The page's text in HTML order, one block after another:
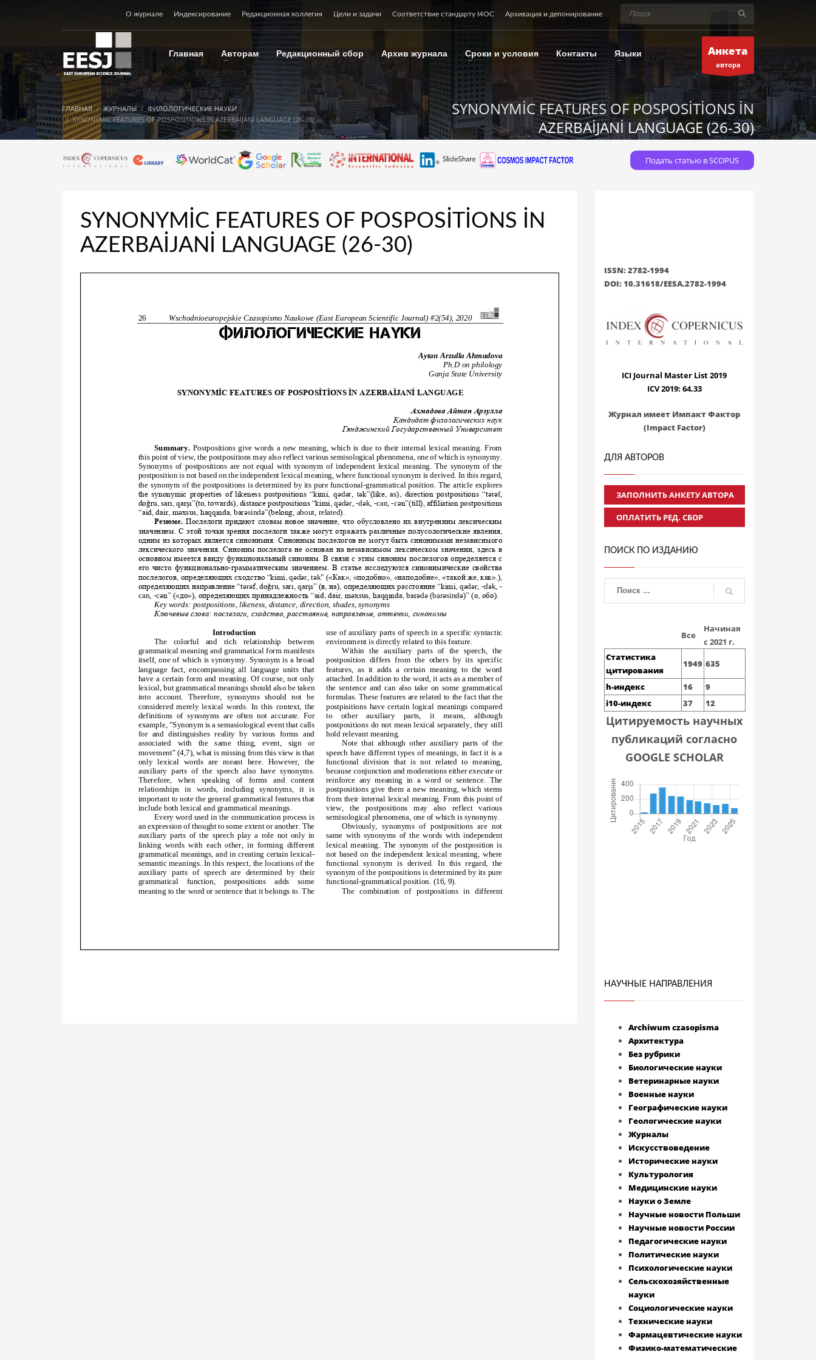
О журнале Индексирование Редакционная коллегия Цели и задачи Соответствие стандарту I4OC Архивация и депонирование
Главная Авторам Редакционный сбор Архив журнала Сроки и условия Контакты Языки Анкета
автора
ГЛАВНАЯ ЖУРНАЛЫ
ФИЛОЛОГИЧЕСКИЕ НАУКИ
SYNONYMİC FEATURES OF POSPOSİTİONS İN AZERBAİJANİ LANGUAGE (26-30)
SYNONYMİC FEATURES OF POSPOSİTİONS İN
AZERBAİJANİ LANGUAGE (26-30)
Подать статью в SCOPUS
SYNONYMİC FEATURES OF POSPOSİTİONS İN
AZERBAİJANİ LANGUAGE (26-30)
ISSN: 2782-1994
DOI: 10.31618/EESA.2782-1994
ICI Journal Master List 2019
ICV 2019: 64.33
Журнал имеет Импакт Фактор
(Impact Factor)
ДЛЯ АВТОРОВ
ЗАПОЛНИТЬ АНКЕТУ АВТОРА
ОПЛАТИТЬ РЕД. СБОР
ПОИСК ПО ИЗДАНИЮ
Все
Начиная
с 2021 г.
Статистика
цитирования
1949 635
h-индекс 16
9
i10-индекс
37 12
Цитируемость научных
публикаций согласно
GOOGLE SCHOLAR
НАУЧНЫЕ НАПРАВЛЕНИЯ
Archiwum czasopisma
Архитектура
Без рубрики
Биологические науки
Ветеринарные науки
Военные науки
Географические науки
Геологические науки
Журналы
Искусствоведение
Исторические науки
Культурология
Медицинские науки
Науки о Земле
Научные новости Польши
Научные новости России
Педагогические науки
Политические науки
Психологические науки
Сельскохозяйственные
науки
Социологические науки
Технические науки
Фармацевтические науки
Физико-математические